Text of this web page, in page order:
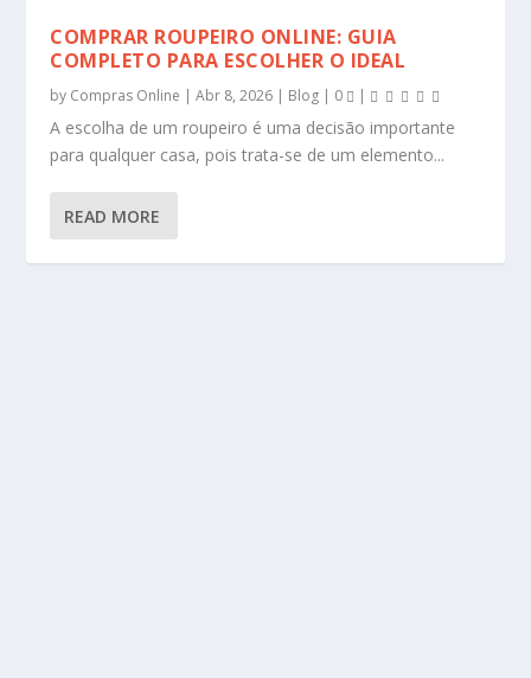
COMPRAR ROUPEIRO ONLINE: GUIA
COMPLETO PARA ESCOLHER O IDEAL
by Compras Online |Abr 8, 2026 | Blog | 0 |
A escolha de um roupeiro é uma decisão importante
para qualquer casa, pois trata-se de um elemento...
READ MORE